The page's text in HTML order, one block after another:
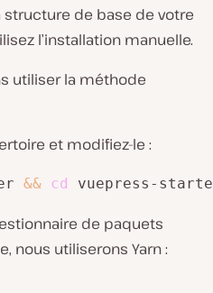
de base de votre
l’installation manuelle.
utiliser la méthode
et modifiez-le :
&& cd vuepress-
de paquets
nous utiliserons Yarn :